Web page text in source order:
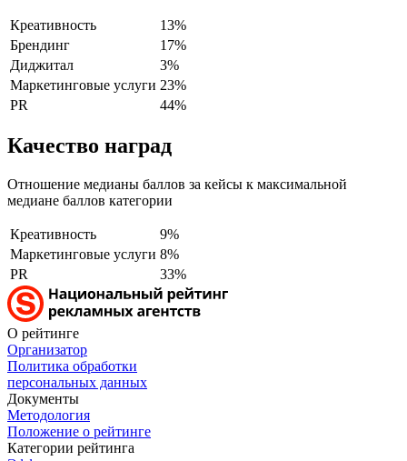
Креативность
13%
Брендинг
17%
Диджитал
3%
Маркетинговые услуги 23%
PR
44%
Качество наград
Отношение медианы баллов за кейсы к максимальной
медиане баллов категории
Креативность
9%
Маркетинговые услуги 8%
PR
33%
О рейтинге
Организатор
Политика обработки
персональных данных
Документы
Методология
Положение о рейтинге
Категории рейтинга